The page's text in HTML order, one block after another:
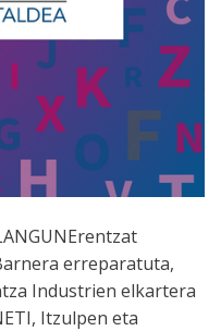
erreparatuta,
Industrien elkartera
Itzulpen eta